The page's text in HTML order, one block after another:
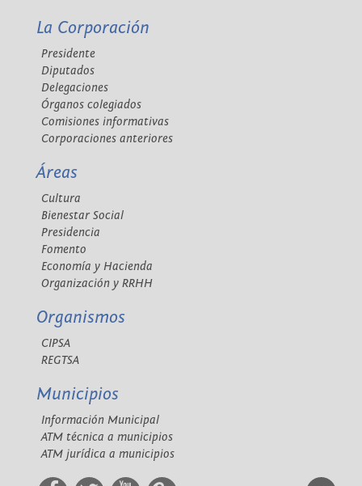
La Corporación
Presidente
Diputados
Delegaciones
Órganos colegiados
Comisiones informativas
Corporaciones anteriores
Áreas
Cultura
Bienestar Social
Presidencia
Fomento
Economía y Hacienda
Organización y RRHH
Organismos
CIPSA
REGTSA
Municipios
Información Municipal
ATM técnica a municipios
ATM jurídica a municipios